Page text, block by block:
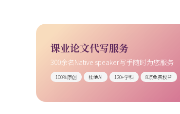
课业论文代写服务
300余名Native speaker写手随时为您服务
100%原创 杜绝AI 120+学科 8项免费权益